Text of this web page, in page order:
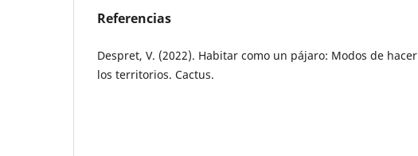
Referencias
Despret, V. (2022). Habitar como un pájaro: Modos de
los territorios. Cactus.